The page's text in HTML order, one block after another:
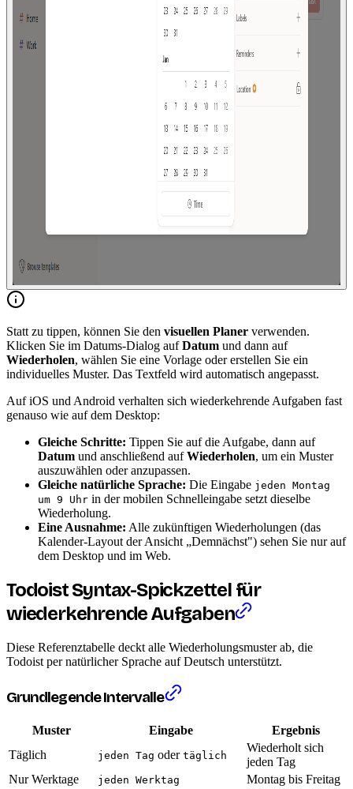
Statt zu tippen, können Sie den visuellen Planer verwenden.
Klicken Sie im Datums-Dialog aufDatum und dann auf
Wiederholen, wählen Sie eine Vorlage oder erstellen Sie ein
individuelles Muster. Das Textfeld wird automatisch angepasst.
Auf iOS und Android verhalten sich wiederkehrende Aufgaben fast
genauso wie auf dem Desktop:
Gleiche Schritte: Tippen Sie auf die Aufgabe, dann auf
Datum und anschließend aufWiederholen, um ein Muster
auszuwählen oder anzupassen.
Gleiche natürliche Sprache: Die Eingabe jeden Montag
um 9 Uhr in der mobilen Schnelleingabe setzt dieselbe
Wiederholung.
Eine Ausnahme: Alle zukünftigen Wiederholungen (das
Kalender-Layout der Ansicht „Demnächst") sehen Sie nur auf
dem Desktop und im Web.
Todoist Syntax-Spickzettel für
wiederkehrende Aufgaben
Diese Referenztabelle deckt alle Wiederholungsmuster ab, die
Todoist per natürlicher Sprache auf Deutsch unterstützt.
Grundlegende Intervalle
Muster Eingabe
Ergebnis
Täglich
jeden Tag oder täglich
Wiederholt sich
jeden Tag
Nur Werktage
jeden Werktag
Montag bis Freitag